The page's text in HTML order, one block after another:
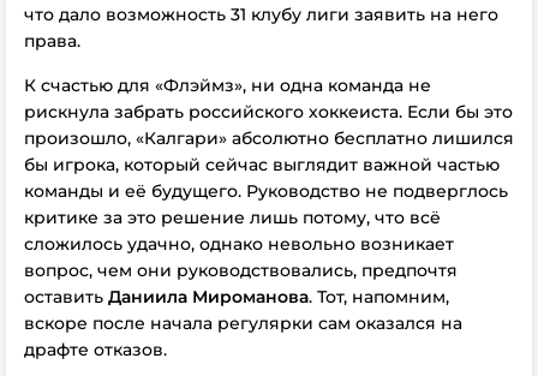
что дало возможность 31 клубу лиги заявить на него
права.
К счастью для «Флэймз», ни одна команда не
рискнула забрать российского хоккеиста. Если бы это
произошло, «Калгари» абсолютно бесплатно лишился
бы игрока, который сейчас выглядит важной частью
команды и её будущего. Руководство не подверглось
критике за это решение лишь потому, что всё
сложилось удачно, однако невольно возникает
вопрос, чем они руководствовались, предпочтя
оставить Даниила Мироманова. Тот, напомним,
вскоре после начала регулярки сам оказался на
драфте отказов.